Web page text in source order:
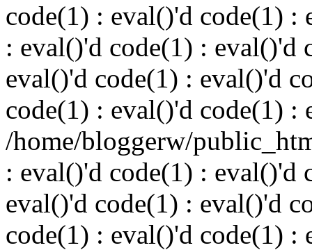
code(1) : eval()'d code(1) :
: eval()'d code(1) : eval()'d
eval()'d code(1) : eval()'d
code(1) : eval()'d code(1) :
/home/bloggerw/
: eval()'d code(1) : eval()'d
eval()'d code(1) : eval()'d
code(1) : eval()'d code(1) :